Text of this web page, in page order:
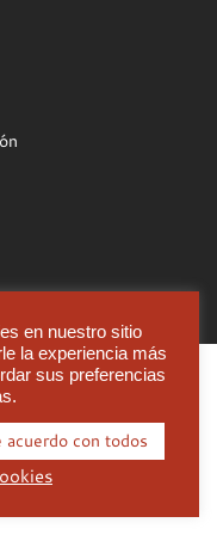
en nuestro sitio
la experiencia más
sus preferencias
acuerdo con todos